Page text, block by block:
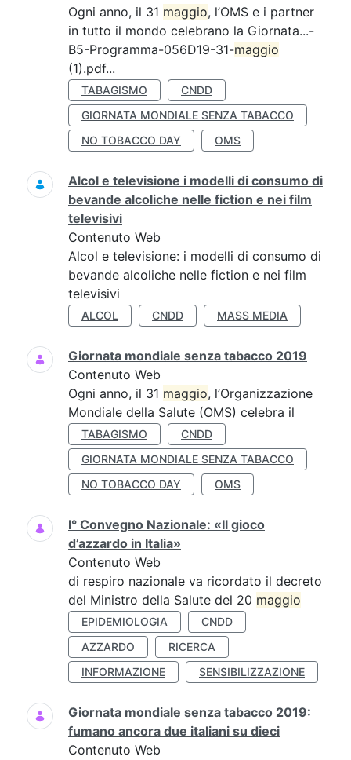
Ogni anno, il 31 maggio, l’OMS e i partner
in tutto il mondo celebrano la Giornata...-
B5-Programma-056D19-31-maggio
(1).pdf...
TABAGISMO
CNDD
GIORNATA MONDIALE SENZA TABACCO
NO TOBACCO DAY
OMS
Alcol e televisione i modelli di consumo di
bevande alcoliche nelle fiction e nei film
televisivi
Contenuto Web
Alcol e televisione: i modelli di consumo di
bevande alcoliche nelle fiction e nei film
televisivi
ALCOL CNDD MASS MEDIA
Giornata mondiale senza tabacco 2019
Contenuto Web
Ogni anno, il 31 maggio, l’Organizzazione
Mondiale della Salute (OMS) celebra il
TABAGISMO
CNDD
GIORNATA MONDIALE SENZA TABACCO
NO TOBACCO DAY
OMS
I° Convegno Nazionale: «Il gioco
d’azzardo in Italia»
Contenuto Web
di respiro nazionale va ricordato il decreto
del Ministro della Salute del 20 maggio
EPIDEMIOLOGIA
CNDD
AZZARDO
RICERCA
INFORMAZIONE
SENSIBILIZZAZIONE
Giornata mondiale senza tabacco 2019:
fumano ancora due italiani su dieci
Contenuto Web